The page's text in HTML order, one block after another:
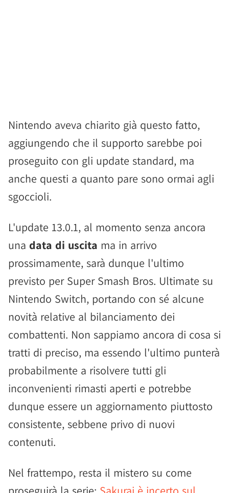
Nintendo aveva chiarito già questo fatto,
aggiungendo che il supporto sarebbe poi
proseguito con gli update standard, ma
anche questi a quanto pare sono ormai agli
sgoccioli.
L'update 13.0.1, al momento senza ancora
una data di uscita ma in arrivo
prossimamente, sarà dunque l'ultimo
previsto per Super Smash Bros. Ultimate su
Nintendo Switch, portando con sé alcune
novità relative al bilanciamento dei
combattenti. Non sappiamo ancora di cosa si
tratti di preciso, ma essendo l'ultimo punterà
probabilmente a risolvere tutti gli
inconvenienti rimasti aperti e potrebbe
dunque essere un aggiornamento piuttosto
consistente, sebbene privo di nuovi
contenuti.
Nel frattempo, resta il mistero su come